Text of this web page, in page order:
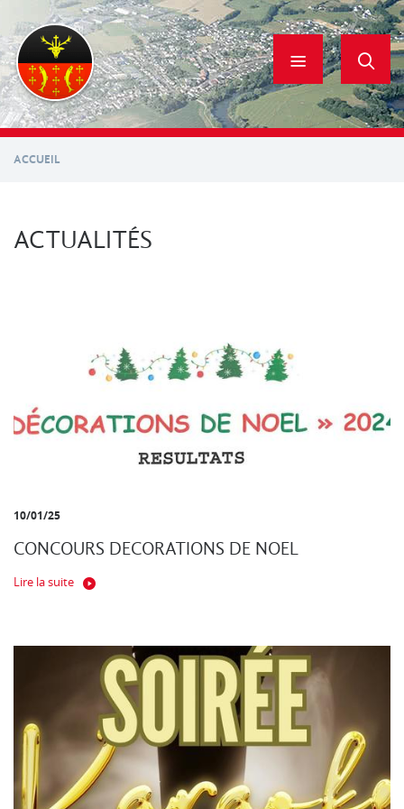
contenu
principal
ACCUEIL
ACTUALITÉS
10/01/25
CONCOURS DECORATIONS DE NOEL
Lire la suite